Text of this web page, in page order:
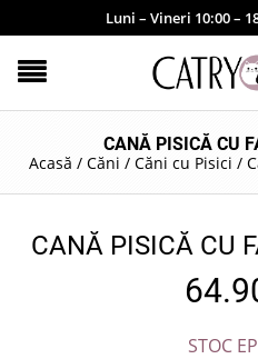
Luni – Vineri 10:00 –
CANĂ PISICĂ CU
Acasă / Căni / Căni cu Pisici /
CANĂ PISICĂ CU
STOC